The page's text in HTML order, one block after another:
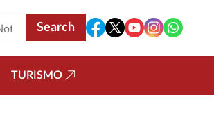
TURISMO